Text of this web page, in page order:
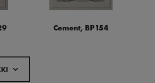
Cement, BP154